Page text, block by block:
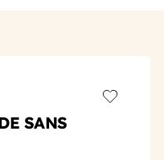
SANS